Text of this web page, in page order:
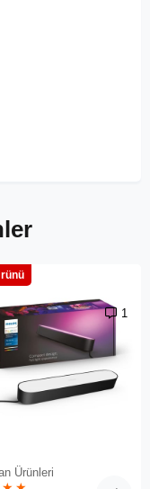
Ürünleri
1